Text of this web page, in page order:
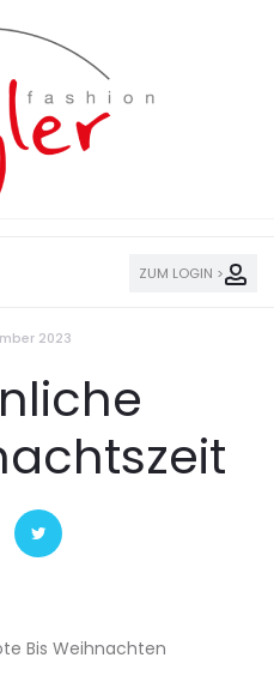
ZUM LOGIN >
2023
Bis Weihnachten